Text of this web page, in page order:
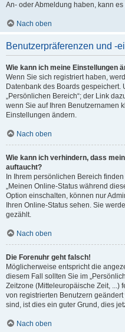
An- oder Abmeldung haben, kann
Nach oben
Benutzerpräferenzen und -
Wie kann ich meine Einstellungen
Wenn Sie sich registriert haben,
Datenbank des Boards
„Persönlichen Bereich“; der Link
wenn Sie auf Ihren Benutzernamen
Einstellungen ändern.
Nach oben
Wie kann ich verhindern, dass
auftaucht?
In Ihrem persönlichen Bereich
„Meinen Online-Status während
Option einschalten, können nur
Ihren Online-Status sehen. Sie
gezählt.
Nach oben
Die Forenuhr geht falsch!
Möglicherweise entspricht die
diesem Fall sollten Sie im
Zeitzone (Mitteleuropäische Zeit, ...)
von registrierten Benutzern
sind, ist dies ein guter Grund, dies
Nach oben